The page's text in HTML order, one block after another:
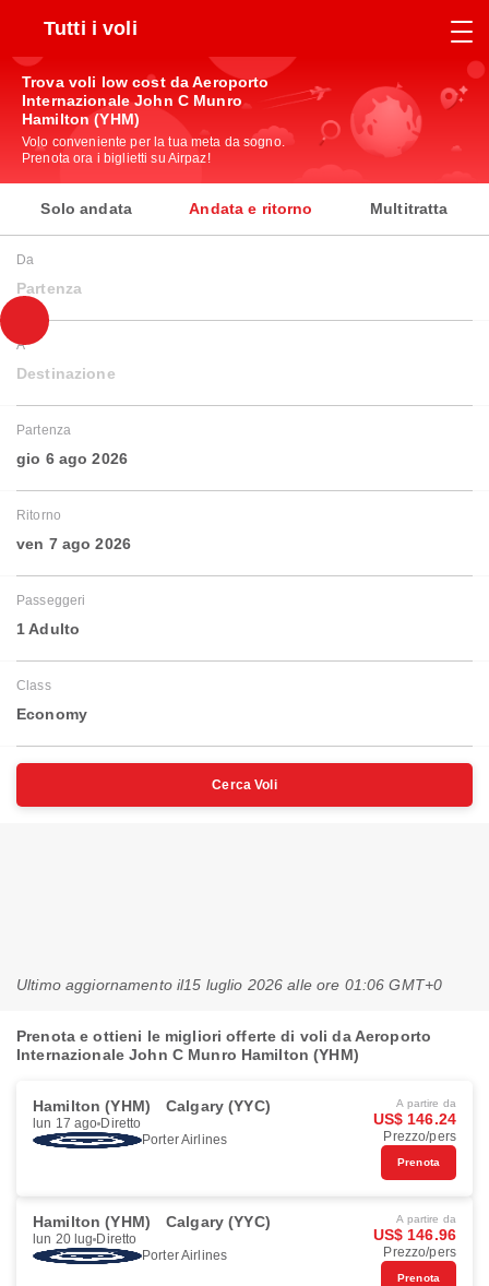
Tutti i voli
Trova voli low cost da Aeroporto
Internazionale John C Munro
Hamilton (YHM)
Volo conveniente per la tua meta da sogno.
Prenota ora i biglietti su Airpaz!
Solo andata Andata e ritorno Multitratta
Da
Partenza
A
Destinazione
Partenza
gio 6 ago 2026
Ritorno
ven 7 ago 2026
Passeggeri
1 Adulto
Class
Economy
Cerca Voli
Ultimo aggiornamento il15 luglio 2026 alle ore 01:06 GMT+0
Prenota e ottieni le migliori offerte di voli da Aeroporto
Internazionale John C Munro Hamilton (YHM)
Hamilton (YHM) Calgary (YYC)
lun 17 ago Diretto
Porter Airlines
A partire da
US$ 146.24
Prezzo/pers
Prenota
Hamilton (YHM) Calgary (YYC)
lun 20 lug Diretto
Porter Airlines
A partire da
US$ 146.96
Prezzo/pers
Prenota